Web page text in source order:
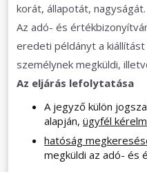
korát, állapotát, nagyságát.
Az adó- és
eredeti példányt a
személynek megküldi,
Az eljárás lefolytatása
A jegyző külön
alapján, ügyfél
hatóság
megküldi az adó- és